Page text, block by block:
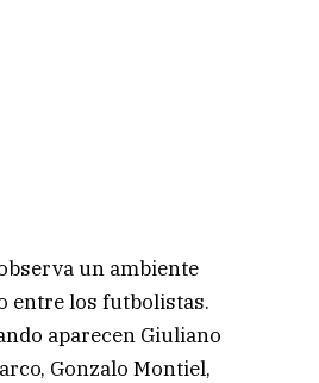
un ambiente
entre los futbolistas.
aparecen Giuliano
Gonzalo Montiel,